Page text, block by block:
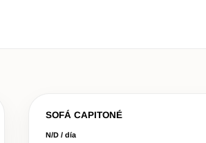
SOFÁ CAPITONÉ
N/D / día